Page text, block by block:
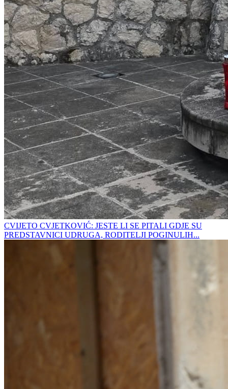
CVIJETO CVJETKOVIĆ: JESTE LI SE PITALI GDJE SU
PREDSTAVNICI UDRUGA, RODITELJI POGINULIH...